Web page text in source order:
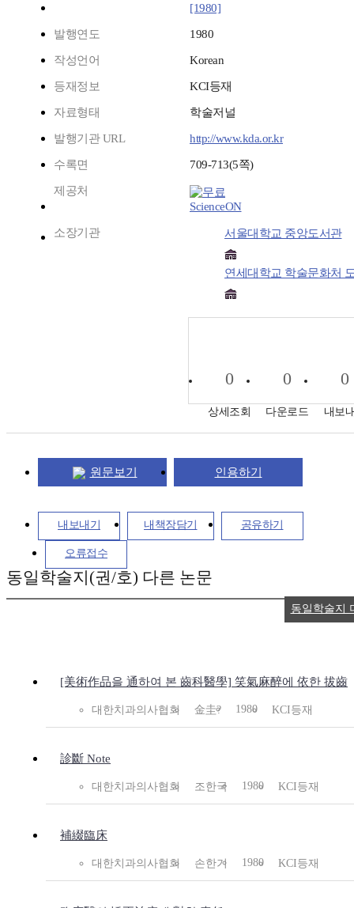
[1980]
발행연도 1980
작성언어 Korean
등재정보 KCI등재
자료형태 학술저널
발행기관 URL http://www.kda.or.kr
수록면 709-713(5쪽)
제공처
ScienceON
소장기관 서울대학교 중앙도서관
연세대학교 학술문화처
0
상세조회
0
다운로드
0
내보
원문보기 인용하기
내보내기 내책장담기 공유하기
오류접수
동일학술지(권/호) 다른 논문
[美術作品을 通하여 본 齒科醫學] 笑氣麻醉에 依한 拔齒
대한치과의사협회 金圭? 1980 KCI등재
診斷 Note
대한치과의사협회 조한국 1980 KCI등재
補綴臨床
대한치과의사협회 손한기 1980 KCI등재
동일학술지